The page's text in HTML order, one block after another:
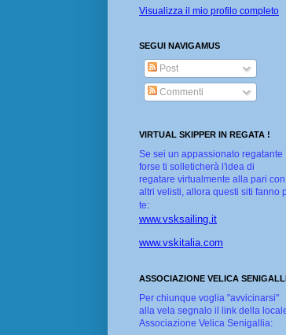
Visualizza il mio profilo completo
SEGUI NAVIGAMUS
Post
Commenti
VIRTUAL SKIPPER IN REGATA !
Se sei un appassionato regatante
forse ti solleticherà l'idea di
regatare virtualmente alla pari con
altri velisti, allora questi siti fanno
te:
www.vsksailing.it
www.vskitalia.com
ASSOCIAZIONE VELICA
Per chiunque voglia "avvicinarsi"
alla vela segnalo il link della
Associazione Velica Senigallia: